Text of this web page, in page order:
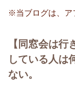
※当ブログは、ア
【同窓会は
している人は
ない。